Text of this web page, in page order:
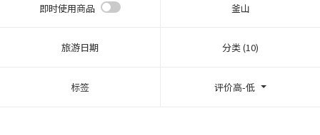
即时使用商品 釜山
旅游日期 分类 (10)
标签 评价高-低